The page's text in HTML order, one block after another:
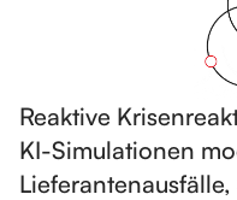
Reaktive
KI-Simulationen